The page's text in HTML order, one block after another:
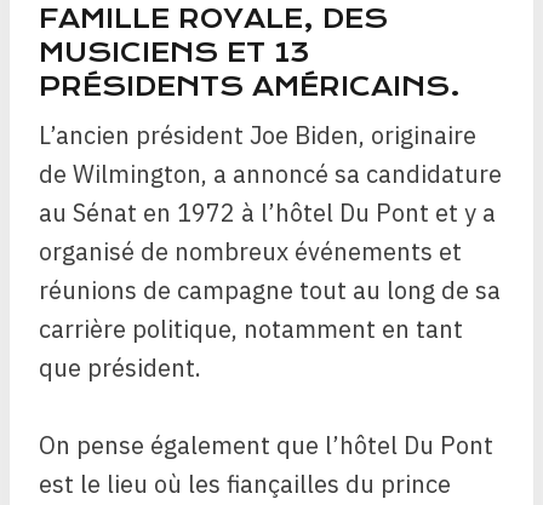
FAMILLE ROYALE, DES
MUSICIENS ET 13
PRÉSIDENTS AMÉRICAINS.
L’ancien président Joe Biden, originaire
de Wilmington, a annoncé sa candidature
au Sénat en 1972 à l’hôtel Du Pont et y a
organisé de nombreux événements et
réunions de campagne tout au long de sa
carrière politique, notamment en tant
que président.
On pense également que l’hôtel Du Pont
est le lieu où les fiançailles du prince